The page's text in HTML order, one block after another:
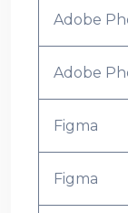
Adobe
Adobe
Figma
Figma